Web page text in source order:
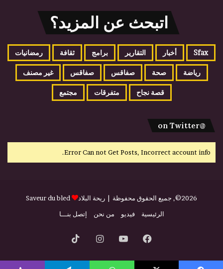
اتبحث عن المزيد؟
Sfax أخبار التقارير برامج ثقافة رمضانيات
رياضة صحة صفاقس صفاقس غير مصنف
قصة نجاح متفرقات مجتمع
@on Twitter
Error Can not Get Posts, Incorrect account info.
2026©, جميع الحقوق محفوظة | ريحة البلاد
Saveur du bled
الرئيسية
فيديو من نحن إتصل بنـــا
فيسبوكيوتيوبانستقرام